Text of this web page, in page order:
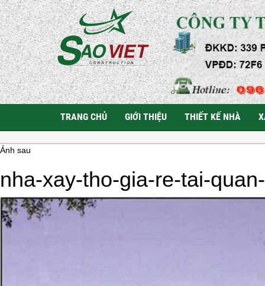
TRANG CHỦ GIỚI THIỆU THIẾT KẾ NHÀ
Ảnh sau
nha-xay-tho-gia-re-tai-